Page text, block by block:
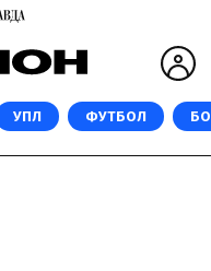
УПЛ ФУТБОЛ